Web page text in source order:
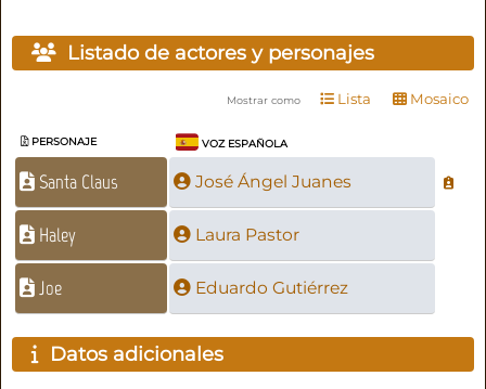
Listado de actores y personajes
Mostrar como Lista Mosaico
PERSONAJE VOZ ESPAÑOLA
Santa Claus José Ángel Juanes
Haley Laura Pastor
Joe Eduardo Gutiérrez
Datos adicionales